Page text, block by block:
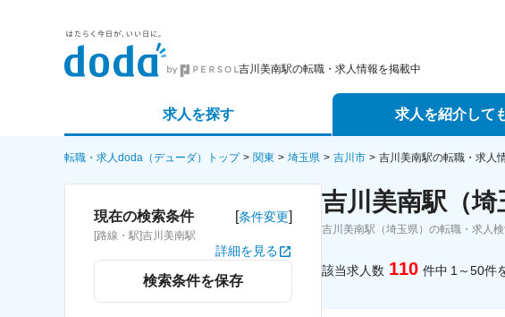
吉川美南駅の転職・求人情報を掲載中
求人を探す
詳細条件から探す
求人特集から探す
求人を紹介して
エージェントサービス
スカウトサービス
転職・求人doda（デューダ）トップ 関東 埼玉県 吉川市 吉川美南駅の転職・求人
現在の検索条件 [条件変更]
[路線・駅]吉川美南駅
詳細を見る
検索条件を保存
吉川美南駅（
吉川美南駅（埼玉県）の転職・求人
該当求人数 110 件中 1～50件